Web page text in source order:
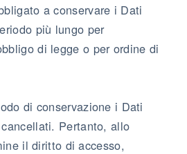
a conservare i Dati
più lungo per
di legge o per ordine di
di conservazione i Dati
Pertanto, allo
il diritto di accesso,